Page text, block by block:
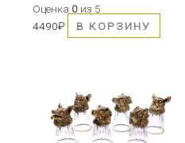
Оценка 0 из 5
4490₽ В КОРЗИНУ